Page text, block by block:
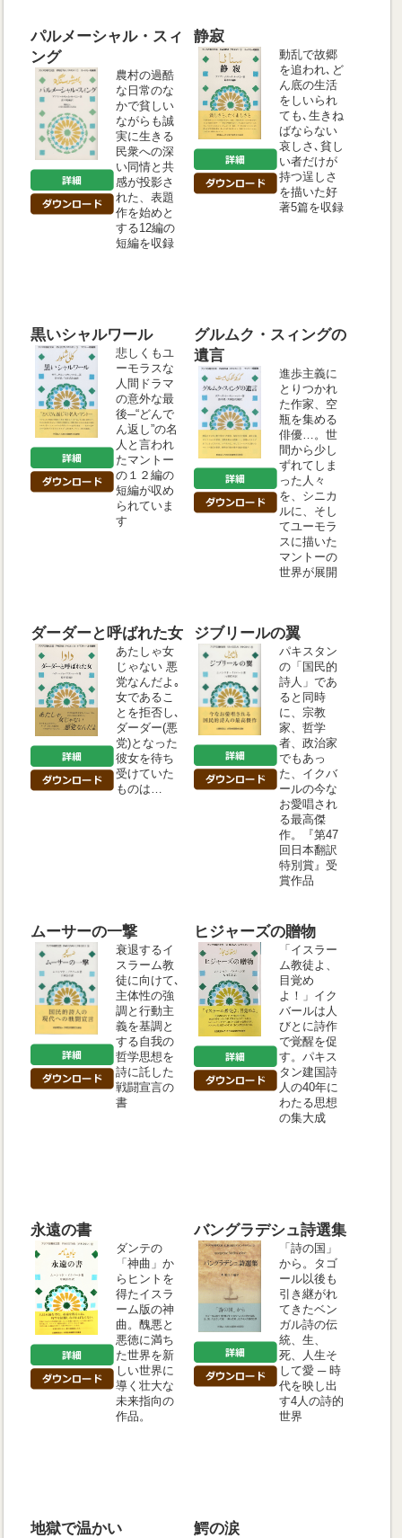
パルメーシャル・スィ
ング
農村の過酷
な日常のな
かで貧しい
ながらも誠
実に生きる
民衆への深
い同情と共
感が投影さ
れた、表題
作を始めと
する12編の
短編を収録
静寂
動乱で故郷
を追われ､ど
ん底の生活
をしいられ
ても､生きね
ばならない
哀しさ､貧し
い者だけが
持つ逞しさ
を描いた好
著5篇を収録
黒いシャルワール
悲しくもユ
ーモラスな
人間ドラマ
の意外な最
後─“どんで
ん返し”の名
人と言われ
たマントー
の１２編の
短編が収め
られていま
す
グルムク・スィングの
遺言
進歩主義に
とりつかれ
た作家、空
瓶を集める
俳優…。世
間から少し
ずれてしま
った人々
を、シニカ
ルに、そし
てユーモラ
スに描いた
マントーの
世界が展開
ダーダーと呼ばれた女
あたしゃ女
じゃない 悪
党なんだよ｡
女であるこ
とを拒否し､
ダーダー(悪
党)となった
彼女を待ち
受けていた
ものは…
ジブリールの翼
パキスタン
の「国民的
詩人」であ
ると同時
に、宗教
家、哲学
者、政治家
でもあっ
た、イクバ
ールの今な
お愛唱され
る最高傑
作。『第47
回日本翻訳
特別賞』受
賞作品
ムーサーの一撃
衰退するイ
スラーム教
徒に向けて､
主体性の強
調と行動主
義を基調と
する自我の
哲学思想を
詩に託した
戦闘宣言の
書
ヒジャーズの贈物
「イスラー
ム教徒よ、
目覚め
よ！」イク
バールは人
びとに詩作
で覚醒を促
す。パキス
タン建国詩
人の40年に
わたる思想
の集大成
永遠の書
ダンテの
「神曲」か
らヒントを
得たイスラ
ーム版の神
曲。醜悪と
悪徳に満ち
た世界を新
しい世界に
導く壮大な
未来指向の
作品。
バングラデシュ詩選集
「詩の国」
から。タゴ
ール以後も
引き継がれ
てきたベン
ガル詩の伝
統、生、
死、人生そ
して愛 ─ 時
代を映し出
す4人の詩的
世界
地獄で温かい 鰐の涙